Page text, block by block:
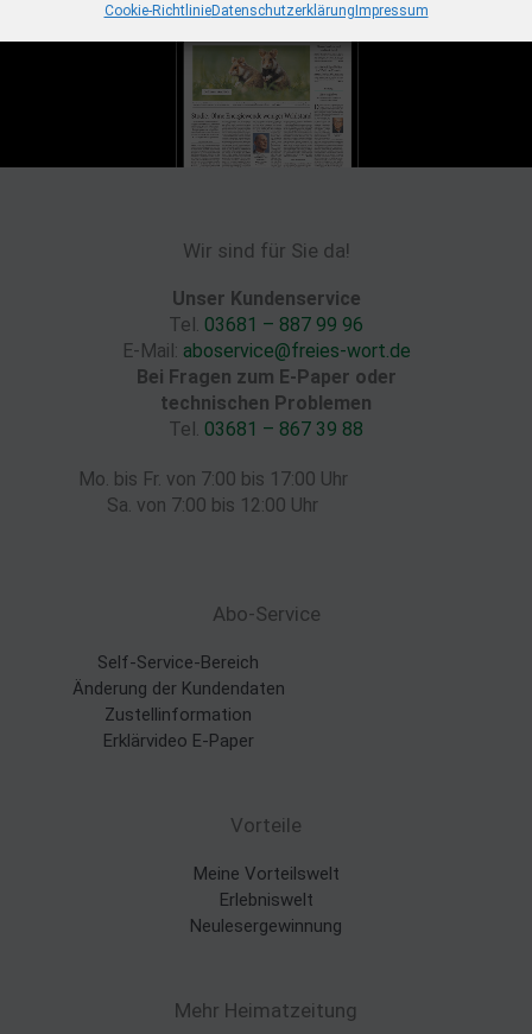
Cookie-RichtlinieDatenschutzerklärungImpressum
Wir sind für Sie da!
Unser Kundenservice
Tel. 03681 – 887 99 96
E-Mail: aboservice@freies-wort.de
Bei Fragen zum E-Paper oder
technischen Problemen
Tel. 03681 – 867 39 88
Mo. bis Fr. von 7:00 bis 17:00 Uhr
Sa. von 7:00 bis 12:00 Uhr
Abo-Service
Self-Service-Bereich
Änderung der Kundendaten
Zustellinformation
Erklärvideo E-Paper
Vorteile
Meine Vorteilswelt
Erlebniswelt
Neulesergewinnung
Mehr Heimatzeitung